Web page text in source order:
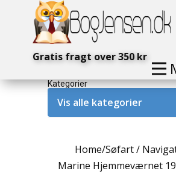
Gratis fragt over 350 kr
Kategorier
Vis alle kategorier
Amerika / USA
Home/Søfart /
Marine Hjemmeværnet